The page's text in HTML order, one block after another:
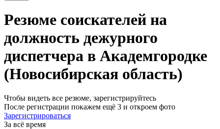
Резюме соискателей на
должность дежурного
диспетчера в Академгородке
(Новосибирская область)
Чтобы видеть все резюме, зарегистрируйтесь
После регистрации покажем ещё 3 и откроем фото
Зарегистрироваться
За всё время